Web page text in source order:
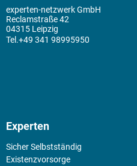
experten-netzwerk GmbH
Reclamstraße 42
04315 Leipzig
+49 341 98995950
Experten
Sicher Selbstständig
Existenz­vorsorge